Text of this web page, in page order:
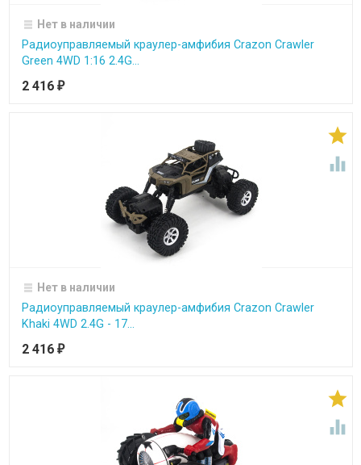
Нет в наличии
Радиоуправляемый краулер-амфибия Crazon Crawler
Green 4WD 1:16 2.4G...
2 416 ₽


Нет в наличии
Радиоуправляемый краулер-амфибия Crazon Crawler
Khaki 4WD 2.4G - 17...
2 416 ₽

